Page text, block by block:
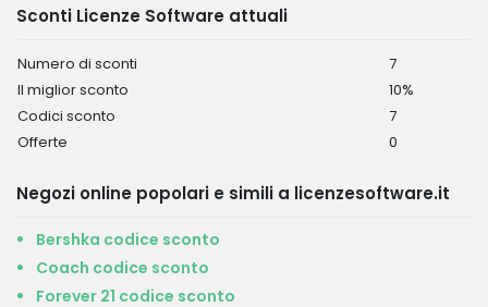
Sconti Licenze Software attuali
Numero di sconti
7
Il miglior sconto
10%
Codici sconto
7
Offerte
0
Negozi online popolari e simili a licenzesoftware.it
Bershka codice sconto
Coach codice sconto
Forever 21 codice sconto